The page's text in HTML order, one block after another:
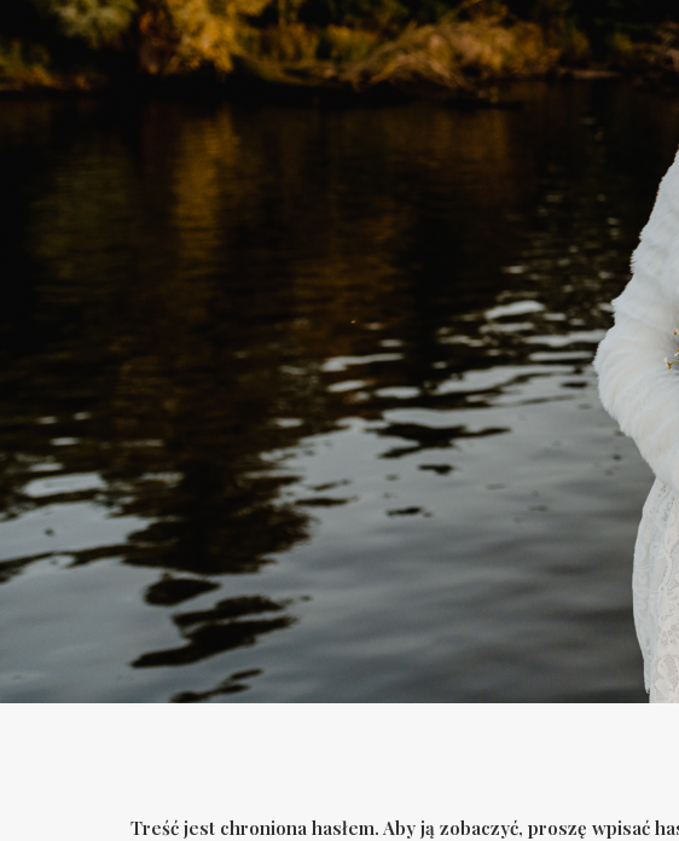
Treść jest chroniona hasłem. Aby ją zobaczyć, proszę wpisać